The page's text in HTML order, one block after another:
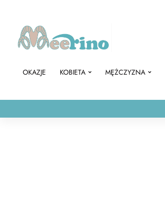
OKAZJE KOBIETA MĘŻCZYZNA